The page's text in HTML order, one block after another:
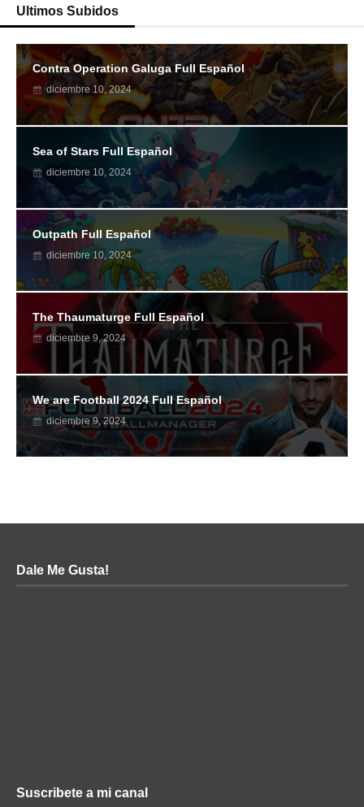
Ultimos Subidos
Contra Operation Galuga Full Español
diciembre 10, 2024
Sea of Stars Full Español
diciembre 10, 2024
Outpath Full Español
diciembre 10, 2024
The Thaumaturge Full Español
diciembre 9, 2024
We are Football 2024 Full Español
diciembre 9, 2024
Dale Me Gusta!
Suscribete a mi canal